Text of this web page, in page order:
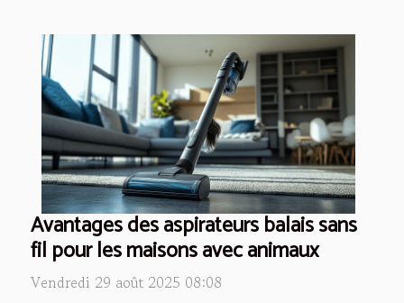
Avantages des aspirateurs balais sans
fil pour les maisons avec animaux
Vendredi 29 août 2025 08:08